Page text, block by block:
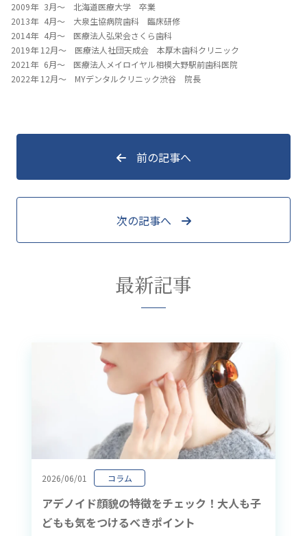
2009年 3月～ 北海道医療大学 卒業
2013年 4月～ 大泉生協病院歯科 臨床研修
2014年 4月～ 医療法人弘栄会さくら歯科
2019年 12月～ 医療法人社団天成会 本厚木歯科クリニック
2021年 6月～ 医療法人メイロイヤル相模大野駅前歯科医院
2022年 12月～ MYデンタルクリニック渋谷 院長
前の記事へ
次の記事へ
最新記事
2026/06/01 コラム
アデノイド顔貌の特徴をチェック！大人も子
どもも気をつけるべきポイント